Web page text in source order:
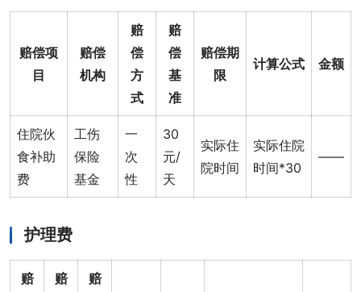
赔偿项
目
赔偿
机构
赔
偿
方
式
赔
偿
基
准
赔偿期
限
计算公式 金额
住院伙
食补助
费
工伤
保险
基金
一
次
性
30
元/
天
实际住
院时间
实际住院
时间*30
——
护理费
赔
赔
赔